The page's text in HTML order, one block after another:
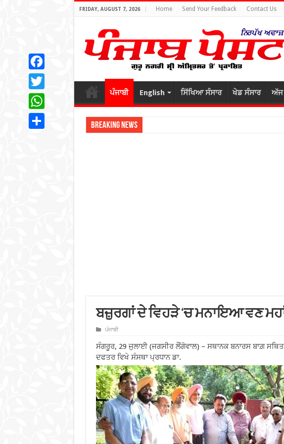
FRIDAY, AUGUST 7, 2026 Home Send Your Feedback Contact Us
ਪੰਜਾਬੀ English ਸਿੱਖਿਆ ਸੰਸਾਰ ਖੇਡ ਸੰਸਾਰ ਅੱਜ
Breaking News
ਬਜ਼ੁਰਗਾਂ ਦੇ ਵਿਹੜੇ ‘ਚ ਮਨਾਇਆ ਵਣ
ਪੰਜਾਬੀ
ਸੰਗਰੂਰ, 29 ਜੁਲਾਈ (ਜਗਸੀਰ ਲੌਂਗੋਵਾਲ) – ਸਥਾਨਕ ਬਨਾਰਸ ਬਾਗ਼
ਦਫਤਰ ਵਿਖੇ ਸੰਸਥਾ ਪ੍ਰਧਾਨ ਡਾ.
Facebook
Twitter
WhatsApp